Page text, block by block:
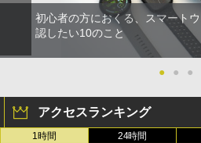
初心者の方におくる、スマート
認したい10のこと
● ● ●
アクセスランキング
1時間 24時間